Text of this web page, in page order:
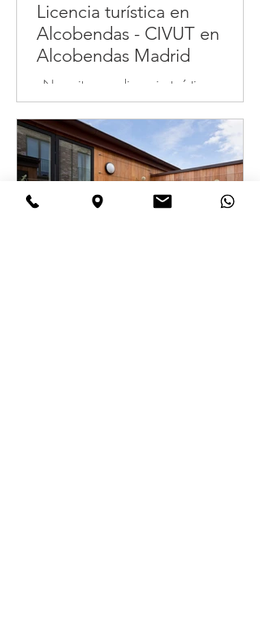
Licencia turística en
Alcobendas - CIVUT en
Alcobendas Madrid
¿Necesitas una licencia turística en
Alcobendas o CIVUT para poder alquilar
tu apartamento turístico en plataformas de
alquiler turístico...